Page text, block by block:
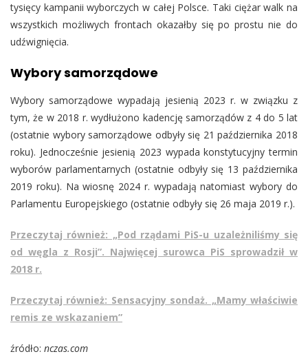
tysięcy kampanii wyborczych w całej Polsce. Taki ciężar walk na
wszystkich możliwych frontach okazałby się po prostu nie do
udźwignięcia.
Wybory samorządowe
Wybory samorządowe wypadają jesienią 2023 r. w związku z
tym, że w 2018 r. wydłużono kadencję samorządów z 4 do 5 lat
(ostatnie wybory samorządowe odbyły się 21 października 2018
roku). Jednocześnie jesienią 2023 wypada konstytucyjny termin
wyborów parlamentarnych (ostatnie odbyły się 13 października
2019 roku). Na wiosnę 2024 r. wypadają natomiast wybory do
Parlamentu Europejskiego (ostatnie odbyły się 26 maja 2019 r.).
Przeczytaj również: „Pod rządami PiS-u uzależniliśmy się
od węgla z Rosji”. Najwięcej surowca PiS sprowadził w
2018 r.
Przeczytaj również: Sensacyjny sondaż. „Mamy właściwie
remis ze wskazaniem”
źródło: nczas.com